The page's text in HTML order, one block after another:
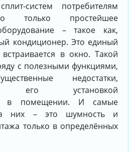
систем потребителям
только простейшее
– такое как,
кондиционер. Это единый
в окно. Такой
с полезными функциями,
недостатки,
его установкой
в помещении. И самые
них – это шумность и
только в определённых